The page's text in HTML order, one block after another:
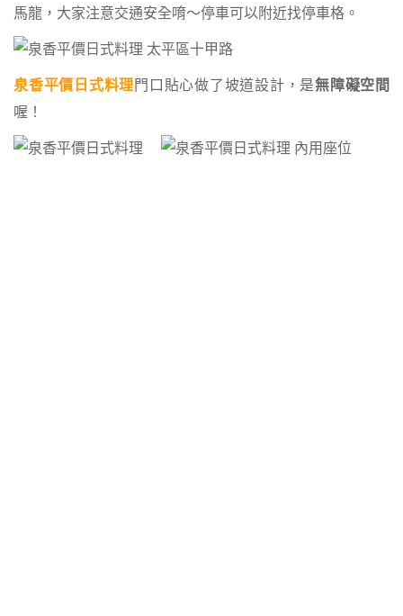
馬龍，大家注意交通安全唷～停車可以附近找停車格。
泉香平價日式料理門口貼心做了坡道設計，是無障礙空間
喔！